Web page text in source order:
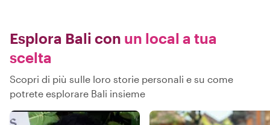
Esplora Bali con un local a tua
scelta
Scopri di più sulle loro storie personali e su come
potrete esplorare Bali insieme